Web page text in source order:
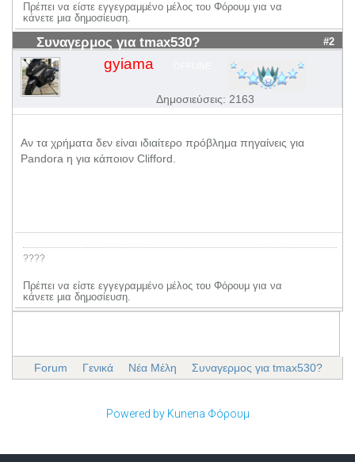
Πρέπει να είστε εγγεγραμμένο μέλος του Φόρουμ για να
κάνετε μια δημοσίευση.
Συναγερμος για tmax530? #2
gyiama
Δημοσιεύσεις: 2163
Αν τα χρήματα δεν είναι ιδιαίτερο πρόβλημα πηγαίνεις για
Pandora η για κάποιον Clifford.
????
Πρέπει να είστε εγγεγραμμένο μέλος του Φόρουμ για να
κάνετε μια δημοσίευση.
Forum Γενικά Νέα Μέλη Συναγερμος για tmax530?
Powered by Kunena Φόρουμ